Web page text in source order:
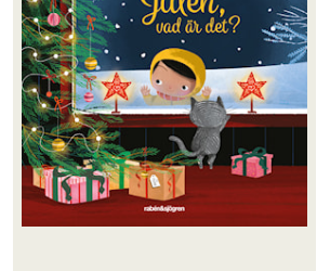
är här, men vad är julen egentligen
för något? Är det någon som ska
komma och hälsa på? Är den snäll
som mormor och morfar? Eller är
den en kaka? Varför blir alla
plötsligt så glada och varför ser allt
så mysigt ut hemma och ute på
stan? Följ med det lilla barnet och
katten när de försöker ta reda på
vad julen egentligen är. Kanske kan
julen vara att lukta på clementiner,